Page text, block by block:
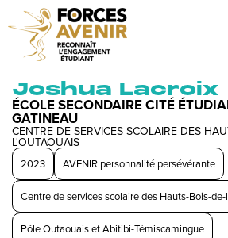
Joshua Lacroix
ÉCOLE SECONDAIRE CITÉ
GATINEAU
CENTRE DE SERVICES SCOLAIRE DES
L'OUTAOUAIS
2023 AVENIR personnalité persévérante
Centre de services scolaire des Hauts-Bois-
Pôle Outaouais et Abitibi-Témiscamingue